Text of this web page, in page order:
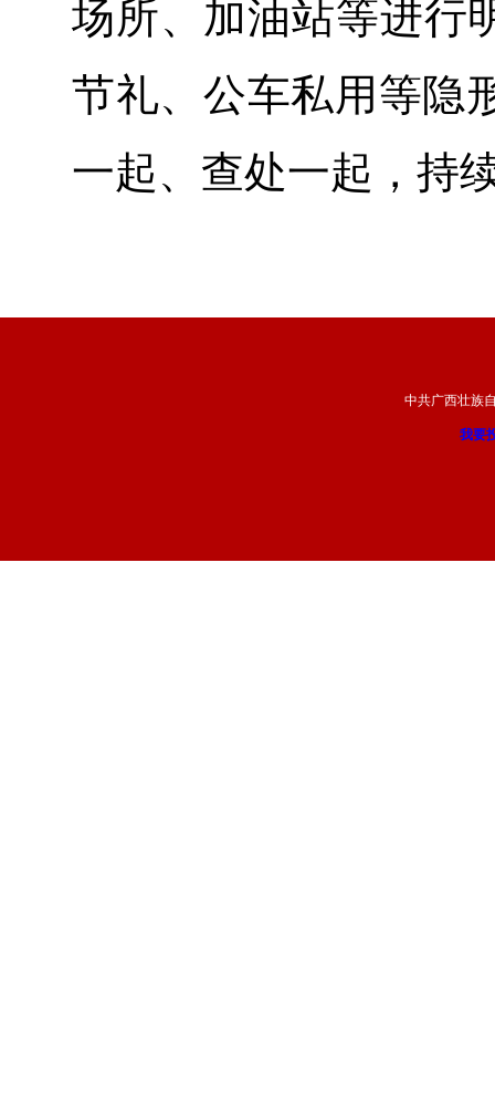
场所、加油站等进行
节礼、公车私用等隐
一起、查处一起，持
中共广西壮族
我要